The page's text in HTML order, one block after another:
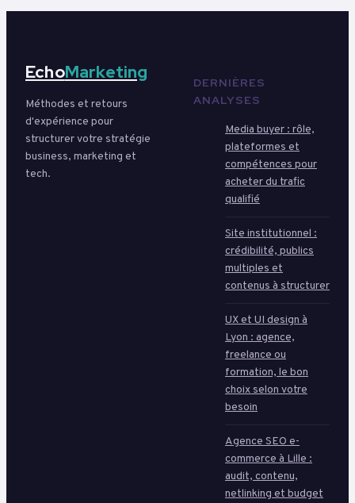
EchoMarketing
Méthodes et retours
d'expérience pour
structurer votre stratégie
business, marketing et
tech.
DERNIÈRES
ANALYSES
Media buyer : rôle,
plateformes et
compétences pour
acheter du trafic
qualifié
Site institutionnel :
crédibilité, publics
multiples et
contenus à structurer
UX et UI design à
Lyon : agence,
freelance ou
formation, le bon
choix selon votre
besoin
Agence SEO e-
commerce à Lille :
audit, contenu,
netlinking et budget